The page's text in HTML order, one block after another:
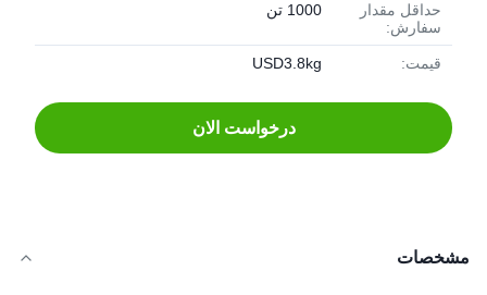
حداقل مقدار
سفارش:
1000 تن
قیمت: USD3.8kg
درخواست الان
مشخصات